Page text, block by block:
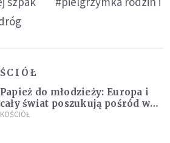
Papież do młodzieży: Europa i
cały świat poszukują pośród was
nowych świętych
KOŚCIÓŁ